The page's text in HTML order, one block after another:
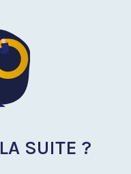
SUITE ?